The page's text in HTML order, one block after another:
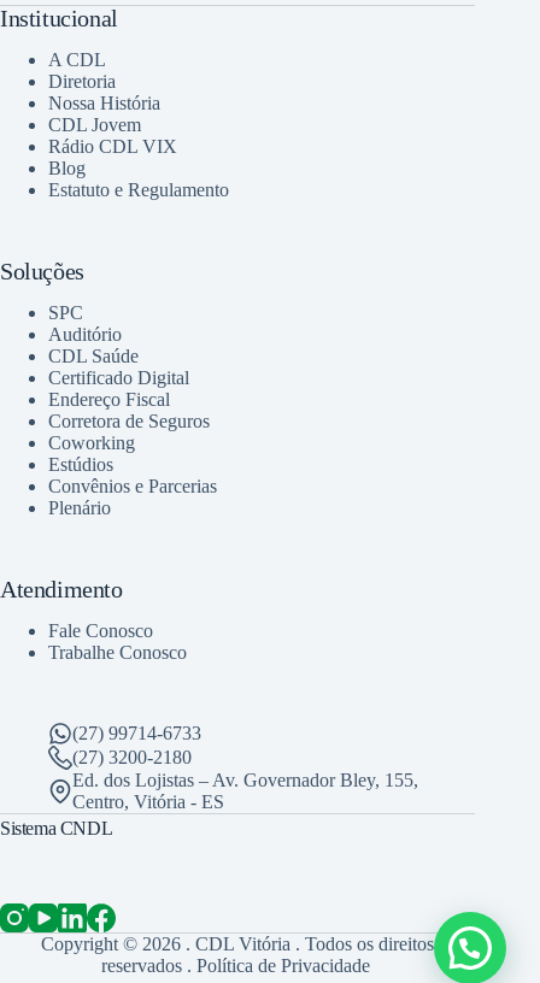
Institucional
A CDL
Diretoria
Nossa História
CDL Jovem
Rádio CDL VIX
Blog
Estatuto e Regulamento
Soluções
SPC
Auditório
CDL Saúde
Certificado Digital
Endereço Fiscal
Corretora de Seguros
Coworking
Estúdios
Convênios e Parcerias
Plenário
Atendimento
Fale Conosco
Trabalhe Conosco
(27) 99714-6733
(27) 3200-2180
Ed. dos Lojistas – Av. Governador Bley, 155,
Centro, Vitória - ES
Sistema CNDL
Copyright © 2026 . CDL Vitória . Todos os direitos
reservados . Política de Privacidade